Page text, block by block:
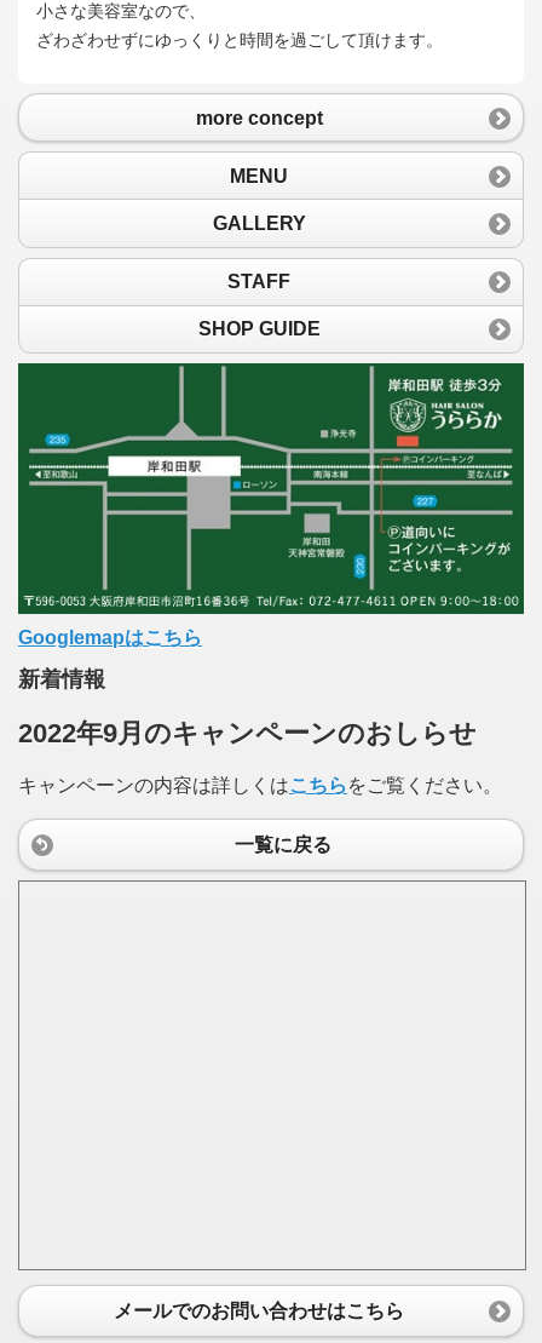
小さな美容室なので、
ざわざわせずにゆっくりと時間を過ごして頂けます。
more concept
MENU
GALLERY
STAFF
SHOP GUIDE
Googlemapはこちら
新着情報
2022年9月のキャンペーンのおしらせ
キャンペーンの内容は詳しくはこちら をご覧ください。
一覧に戻る
メールでのお問い合わせはこちら